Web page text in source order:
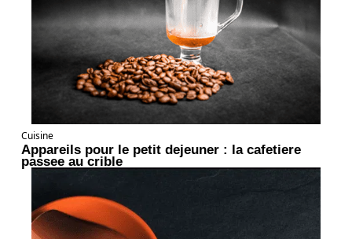
Cuisine
Appareils pour le petit dejeuner : la cafetiere
passee au crible